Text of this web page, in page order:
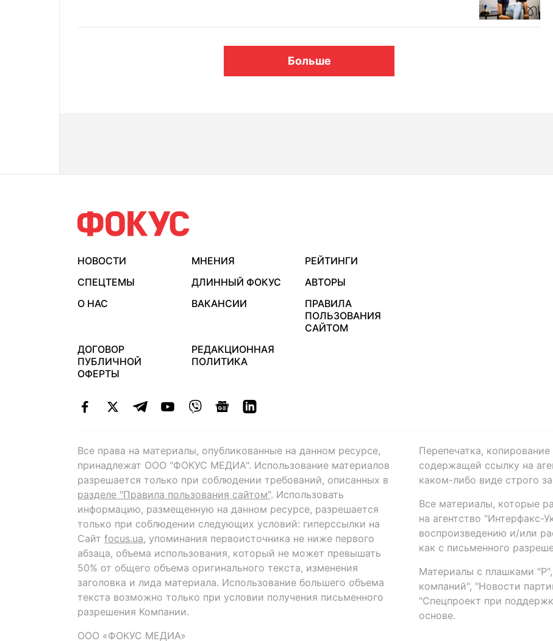
Больше
НОВОСТИ МНЕНИЯ
РЕЙТИНГИ
СПЕЦТЕМЫ
ДЛИННЫЙ ФОКУС
АВТОРЫ
О НАС
ВАКАНСИИ
ПРАВИЛА
ПОЛЬЗОВАНИЯ
САЙТОМ
ДОГОВОР
ПУБЛИЧНОЙ
ОФЕРТЫ
РЕДАКЦИОННАЯ
ПОЛИТИКА
Все права на материалы, опубликованные на данном ресурсе,
принадлежат ООО "ФОКУС МЕДИА". Использование материалов
разрешается только при соблюдении требований, описанных в
разделе "Правила пользования сайтом". Использовать
информацию, размещенную на данном ресурсе, разрешается
только при соблюдении следующих условий: гиперссылки на
Сайт focus.ua, упоминания первоисточника не ниже первого
абзаца, объема использования, который не может превышать
50% от общего объема оригинального текста, изменения
заголовка и лида материала. Использование большего объема
текста возможно только при условии получения письменного
разрешения Компании.
ООО «ФОКУС МЕДИА»
Перепечатка,
содержащей ссылку на
каком-либо виде строго
Все материалы, которые
на агентство "Интерфакс-
воспроизведению и/или
как с письменного
Материалы с плашками
компаний", "Новости
"Спецпроект при
основе.